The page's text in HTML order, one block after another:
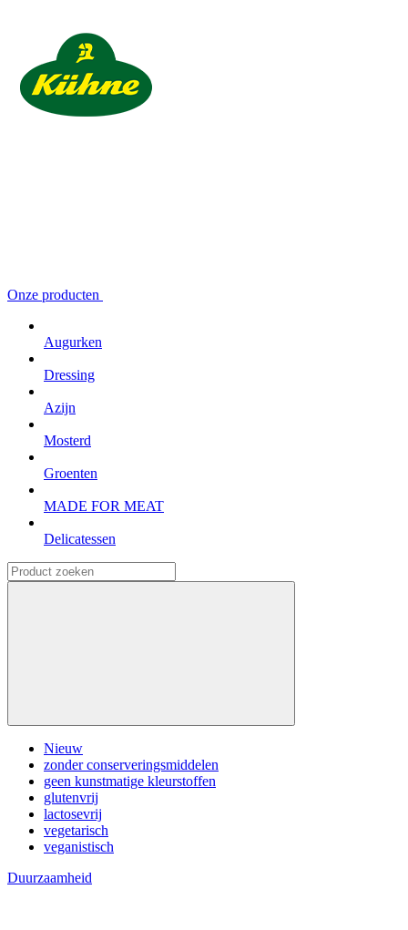
Onze producten
Augurken
Dressing
Azijn
Mosterd
Groenten
MADE FOR MEAT
Delicatessen
Nieuw
zonder conserveringsmiddelen
geen kunstmatige kleurstoffen
glutenvrij
lactosevrij
vegetarisch
veganistisch
Duurzaamheid